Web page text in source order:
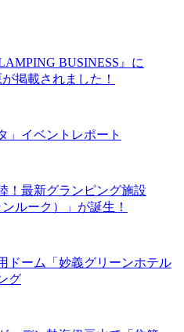
BUSINESS』に
掲載されました！
」イベントレポート
！最新グランピング施設
ルーク）」が誕生！
ドーム「妙義グリーンホテル
グ